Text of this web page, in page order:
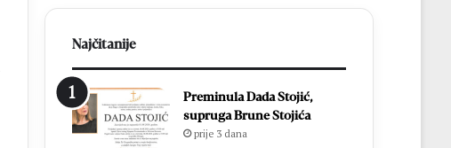
Najčitanije
Preminula Dada Stojić,
supruga Brune Stojića
prije 3 dana